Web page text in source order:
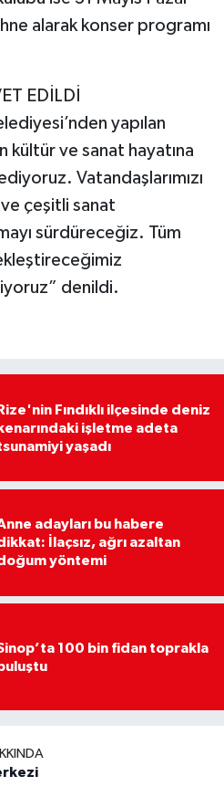
alarak konser programı
EDİLDİ
yapılan
kültür ve sanat hayatına
Vatandaşlarımızı
çeşitli sanat
sürdüreceğiz. Tüm
denildi.
Rize'nin Fındıklı ilçesinde deniz
kenarındaki işletme adeta
yaşadı
adayları bu habere
İlaçsız, ağrı azaltan
yöntemi
100 bin fidan toprakla
buluştu